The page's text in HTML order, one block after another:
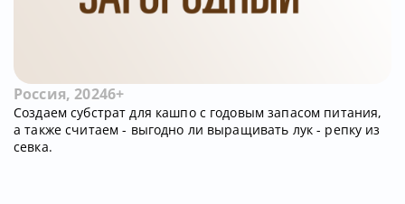
Россия, 20246+
Создаем субстрат для кашпо с годовым запасом питания,
а также считаем - выгодно ли выращивать лук - репку из
севка.